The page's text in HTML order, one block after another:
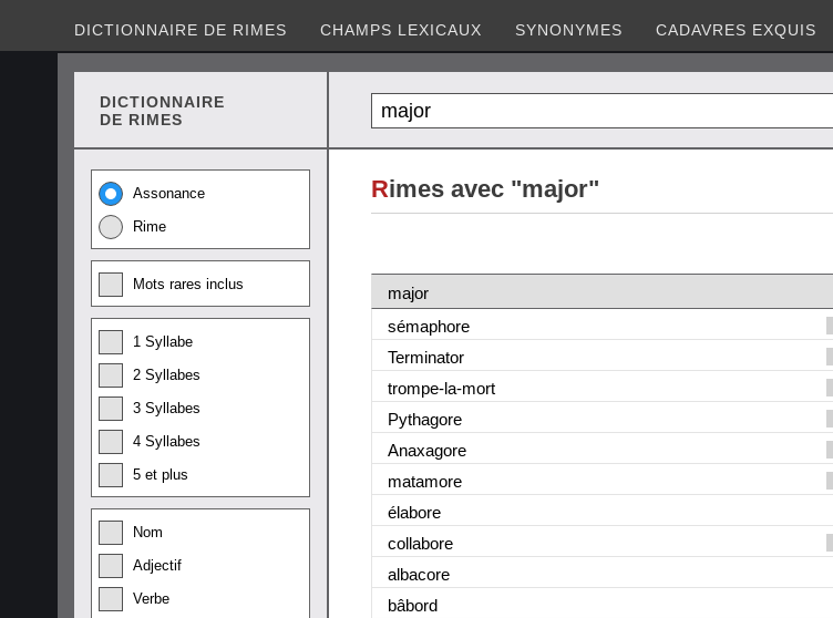
DICTIONNAIRE DE RIMES CHAMPS LEXICAUX SYNONYMES CADAVRES EXQUIS
DICTIONNAIRE
DE RIMES
Assonance
Rime
Mots rares inclus
1 Syllabe
2 Syllabes
3 Syllabes
4 Syllabes
5 et plus
Nom
Adjectif
Verbe
Rimes avec "major"
major
sémaphore
Terminator
trompe-la-mort
Pythagore
Anaxagore
matamore
élabore
collabore
albacore
bâbord